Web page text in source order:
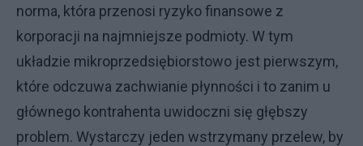
norma, która przenosi ryzyko finansowe z
korporacji na najmniejsze podmioty. W tym
układzie mikroprzedsiębiorstowo jest pierwszym,
które odczuwa zachwianie płynności i to zanim u
głównego kontrahenta uwidoczni się głębszy
problem. Wystarczy jeden wstrzymany przelew, by